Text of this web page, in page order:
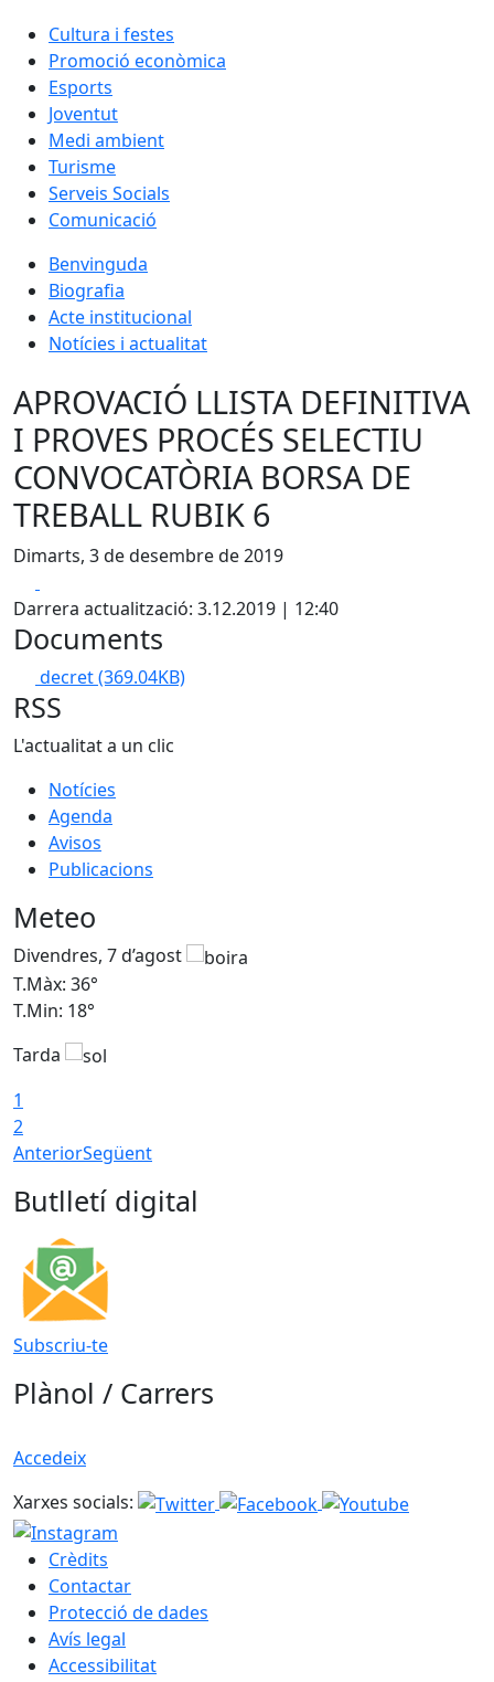
Cultura i festes
Promoció econòmica
Esports
Joventut
Medi ambient
Turisme
Serveis Socials
Comunicació
Benvinguda
Biografia
Acte institucional
Notícies i actualitat
APROVACIÓ LLISTA DEFINITIVA
I PROVES PROCÉS SELECTIU
CONVOCATÒRIA BORSA DE
TREBALL RUBIK 6
Dimarts, 3 de desembre de 2019
Darrera actualització: 3.12.2019 | 12:40
Documents
decret(369.04KB)
RSS
L'actualitat a un clic
Notícies
Agenda
Avisos
Publicacions
Meteo
Divendres, 7 d’agost
T.Màx: 36°
T.Min: 18°
Tarda
1
2
AnteriorSegüent
Butlletí digital
Subscriu-te
Plànol / Carrers
Accedeix
Xarxes socials:
Crèdits
Contactar
Protecció de dades
Avís legal
Accessibilitat